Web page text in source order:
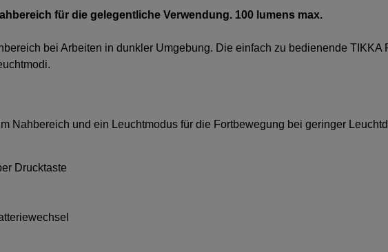
für die gelegentliche Verwendung. 100 lumens max.
bei Arbeiten in dunkler Umgebung. Die einfach zu bedienende TIKKA
Nahbereich und ein Leuchtmodus für die Fortbewegung bei geringer
Drucktaste